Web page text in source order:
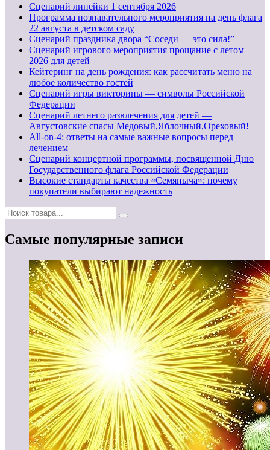
Cценарий линейки 1 сентября 2026
Программа познавательного мероприятия на день флага
22 августа в детском саду
Сценарий праздника двора “Соседи — это сила!”
Сценарий игрового мероприятия прощание с летом
2026 для детей
Кейтеринг на день рождения: как рассчитать меню на
любое количество гостей
Сценарий игры викторины — символы Российской
Федерации
Сценарий летнего развлечения для детей —
Августовские спасы Медовый,Яблочный,Ореховый!
All-on-4: ответы на самые важные вопросы перед
лечением
Сценарий концертной программы, посвященной Дню
Государственного флага Российской Федерации
Высокие стандарты качества «Семяныча»: почему
покупатели выбирают надежность
Самые популярные записи